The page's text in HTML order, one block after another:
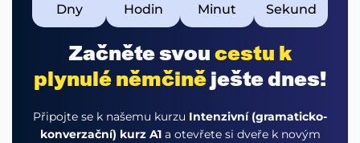
Dny Hodin Minut Sekund
Začněte svou cestu k
plynulé němčině ješte dnes!
Připojte se k našemu kurzu Intenzivní (gramaticko-
konverzační) kurz A1a otevřete si dveře k novým